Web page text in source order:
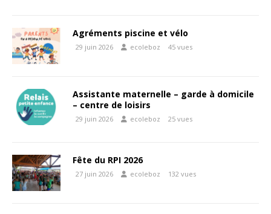
Agréments piscine et vélo
29 juin 2026 ecoleboz 45 vues
Assistante maternelle – garde à domicile
– centre de loisirs
29 juin 2026 ecoleboz 25 vues
Fête du RPI 2026
27 juin 2026 ecoleboz 132 vues